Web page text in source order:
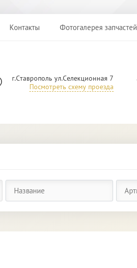
Контакты Фотогалерея запчастей
г.Ставрополь ул.Селекционная 7
Посмотреть схему проезда